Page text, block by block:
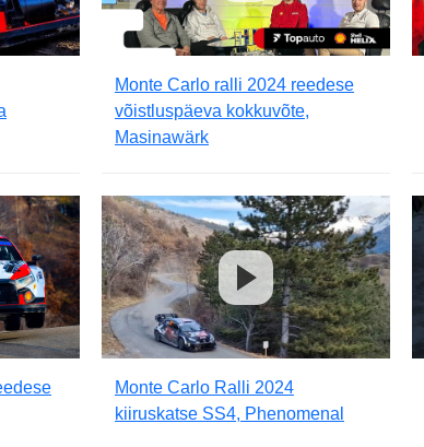
Monte Carlo ralli 2024 reedese
võistluspäeva kokkuvõte,
Masinawärk
Monte Carlo Ralli 2024
kiiruskatse SS4, Phenomenal